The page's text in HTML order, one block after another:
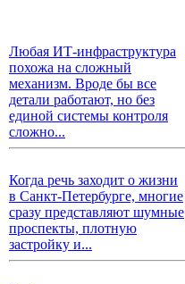
Любая ИТ-инфраструктура
похожа на сложный
механизм. Вроде бы все
детали работают, но без
единой системы контроля
сложно...
Когда речь заходит о жизни
в Санкт-Петербурге, многие
сразу представляют шумные
проспекты, плотную
застройку и...